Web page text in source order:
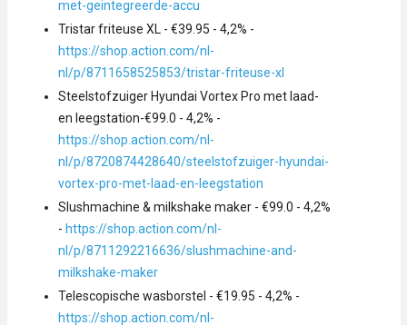
met-geintegreerde-accu
Tristar friteuse XL - €39.95 - 4,2% -
https://shop.action.com/nl-
nl/p/8711658525853/tristar-friteuse-xl
Steelstofzuiger Hyundai Vortex Pro met laad-
en leegstation-€99.0 - 4,2% -
https://shop.action.com/nl-
nl/p/8720874428640/steelstofzuiger-hyundai-
vortex-pro-met-laad-en-leegstation
Slushmachine & milkshake maker - €99.0 - 4,2%
- https://shop.action.com/nl-
nl/p/8711292216636/slushmachine-and-
milkshake-maker
Telescopische wasborstel - €19.95 - 4,2% -
https://shop.action.com/nl-